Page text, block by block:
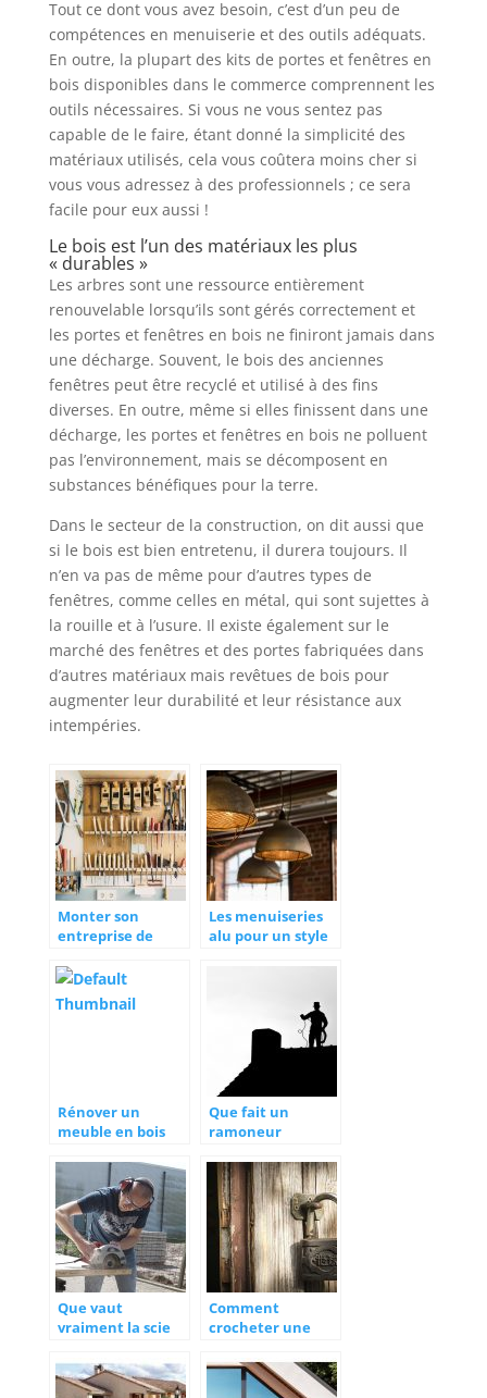
Tout ce dont vous avez besoin, c’est d’un peu de
compétences en menuiserie et des outils adéquats.
En outre, la plupart des kits de portes et fenêtres en
bois disponibles dans le commerce comprennent les
outils nécessaires. Si vous ne vous sentez pas
capable de le faire, étant donné la simplicité des
matériaux utilisés, cela vous coûtera moins cher si
vous vous adressez à des professionnels ; ce sera
facile pour eux aussi !
Le bois est l’un des matériaux les plus
« durables »
Les arbres sont une ressource entièrement
renouvelable lorsqu’ils sont gérés correctement et
les portes et fenêtres en bois ne finiront jamais dans
une décharge. Souvent, le bois des anciennes
fenêtres peut être recyclé et utilisé à des fins
diverses. En outre, même si elles finissent dans une
décharge, les portes et fenêtres en bois ne polluent
pas l’environnement, mais se décomposent en
substances bénéfiques pour la terre.
Dans le secteur de la construction, on dit aussi que
si le bois est bien entretenu, il durera toujours. Il
n’en va pas de même pour d’autres types de
fenêtres, comme celles en métal, qui sont sujettes à
la rouille et à l’usure. Il existe également sur le
marché des fenêtres et des portes fabriquées dans
d’autres matériaux mais revêtues de bois pour
augmenter leur durabilité et leur résistance aux
intempéries.
Monter son
entreprise de
Les menuiseries
alu pour un style
Rénover un
meuble en bois
vie
Que fait un
ramoneur
Que vaut
vraiment la scie
yeux de ses
usagers ?
Comment
crocheter une